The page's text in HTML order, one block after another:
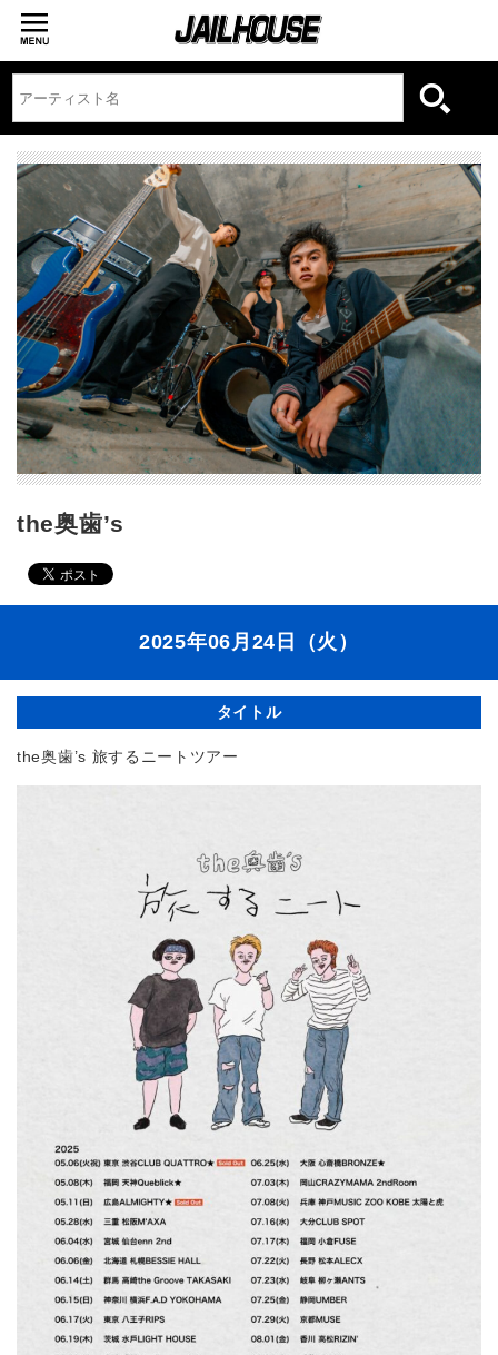
the奥歯’s
2025年06月24日（火）
タイトル
the奥⻭’s 旅するニートツアー